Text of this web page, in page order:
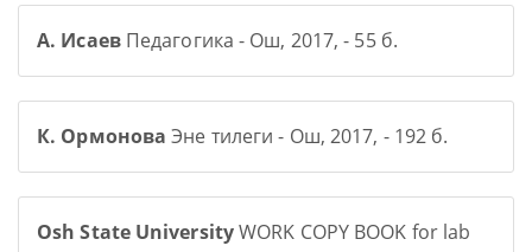
А. ИсаевПедагогика - Ош, 2017, - 55 б.
К. Ормонова Эне тилеги - Ош, 2017, - 192 б.
Osh State UniversityWORK COPY BOOK for lab